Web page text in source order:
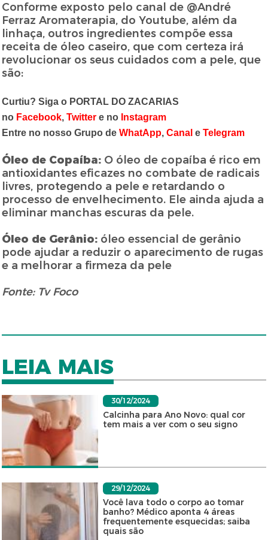
Conforme exposto pelo canal de @André
Ferraz Aromaterapia, do Youtube, além da
linhaça, outros ingredientes compõe essa
receita de óleo caseiro, que com certeza irá
revolucionar os seus cuidados com a pele, que
são:
Curtiu? Siga o PORTAL DO ZACARIAS
no Facebook,Twitter e no Instagram
Entre no nosso Grupo deWhatApp,Canal eTelegram
Óleo de Copaíba: O óleo de copaíba é rico em
antioxidantes eficazes no combate de radicais
livres, protegendo a pele e retardando o
processo de envelhecimento. Ele ainda ajuda a
eliminar manchas escuras da pele.
Óleo de Gerânio: óleo essencial de gerânio
pode ajudar a reduzir o aparecimento de rugas
e a melhorar a firmeza da pele
Fonte: Tv Foco
LEIA MAIS
30/12/2024
Calcinha para Ano Novo: qual cor
tem mais a ver com o seu signo
29/12/2024
Você lava todo o corpo ao tomar
banho? Médico aponta 4 áreas
frequentemente esquecidas; saiba
quais são